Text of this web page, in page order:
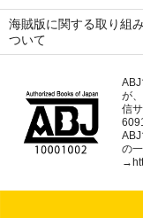
海賊版に関する取り組
ついて
が
信
の
→